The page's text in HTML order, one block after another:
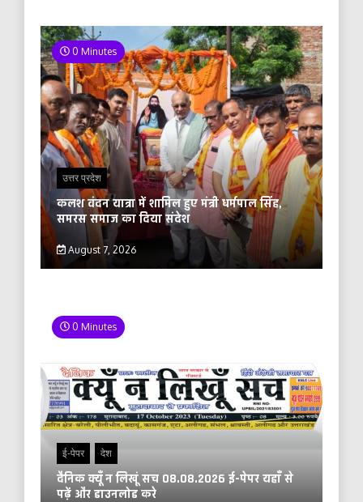
0 Minutes
उत्तर प्रदेश
कलश वंदन यात्रा में शामिल हुए मंत्री धर्मपाल सिंह,
समरस समाज का दिया संदेश
August 7, 2026
0 Minutes
ई-पेपर देश
दैनिक क्यूँ न लिखूं सच 08.08.2026 ई-पेपर यहाँ से
पढ़ें और डाउनलोड करे